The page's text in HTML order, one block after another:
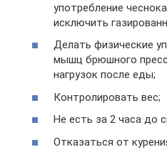
употребление
исключить
Делать физические
мышц брюшного
нагрузок после еды;
Контролировать вес;
Не есть за 2 часа до
Отказаться от